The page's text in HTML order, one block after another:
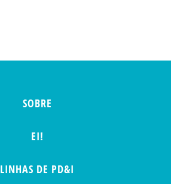
SOBRE
EI!
LINHAS DE PD&I